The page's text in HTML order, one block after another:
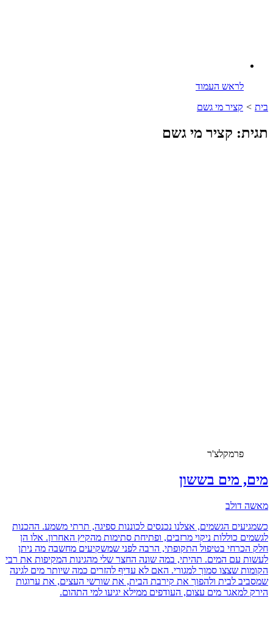
לראש העמוד
בית > קציר מי גשם
תגית: קציר מי גשם
פרמקלצ'ר
מים, מים בששון
מאשה דולב
כשמגיעים הגשמים, אצלנו נכנסים לכוננות ספיגה, תרתי משמע. ההכנות
לגשמים כוללות ניקוי מרזבים, ופתיחת סתימות מהקיץ האחרון. אלו הן
חלק הכרחי בטיפול התקופתי, הרבה לפני שמשקיעים מחשבה מה ניתן
לעשות עם המים. תהיתי, במה שונה החצר שלי מהגינות המקיפות את רבי
הקומות שצצו סמוך למגורי. האם לא עדיף להזרים כמה שיותר מים לגינה
שמסביב לבית ולהפוך את קירבת הבית, את שורשי העצים, את ערוגות
הירק למאגר מים עצום, העודפים ממילא יגיעו למי התהום.